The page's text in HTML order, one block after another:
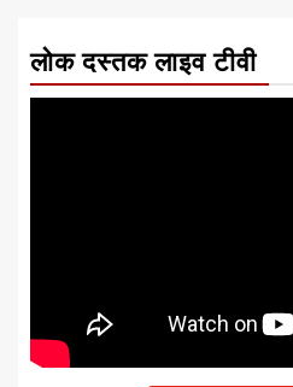
लोक दस्तक लाइव टीवी